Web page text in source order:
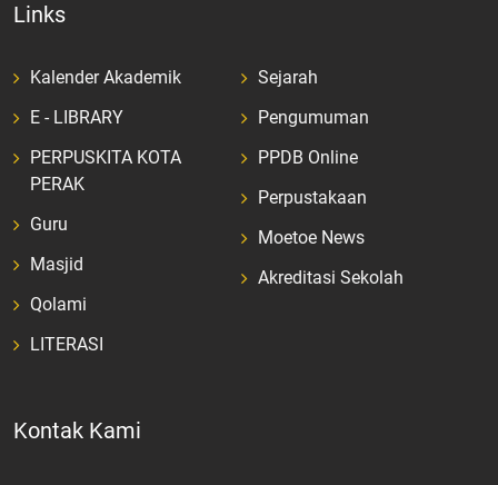
Links
Kalender Akademik
E - LIBRARY
PERPUSKITA KOTA
PERAK
Guru
Masjid
Qolami
LITERASI
Sejarah
Pengumuman
PPDB Online
Perpustakaan
Moetoe News
Akreditasi Sekolah
Kontak Kami